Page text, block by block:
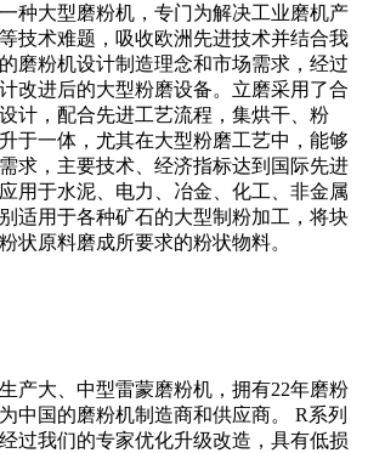
种大型磨粉机，专门为解决工业磨机产
技术难题，吸收欧洲先进技术并结合我
磨粉机设计制造理念和市场需求，经过
改进后的大型粉磨设备。立磨采用了合
计，配合先进工艺流程，集烘干、粉
于一体，尤其在大型粉磨工艺中，能够
求，主要技术、经济指标达到国际先进
用于水泥、电力、冶金、化工、非金属
适用于各种矿石的大型制粉加工，将块
状原料磨成所要求的粉状物料。
产大、中型雷蒙磨粉机，拥有22年磨粉
中国的磨粉机制造商和供应商。 R系列
过我们的专家优化升级改造，具有低损